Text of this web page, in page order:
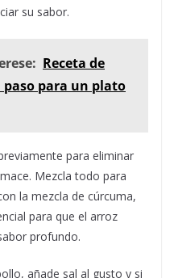
su sabor.
Receta de
paso para un plato
para eliminar
Mezcla todo para
la mezcla de cúrcuma,
para que el arroz
profundo.
añade sal al gusto y si